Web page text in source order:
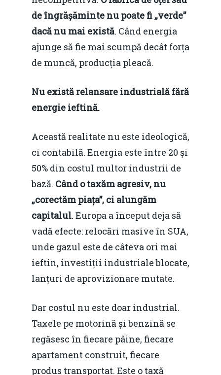
de îngrășăminte nu poate fi „verde”
dacă nu mai există. Când energia
ajunge să fie mai scumpă decât forța
de muncă, producția pleacă.
Nu există relansare industrială fără
energie ieftină.
Această realitate nu este ideologică,
ci contabilă. Energia este între 20 și
50% din costul multor industrii de
bază. Când o taxăm agresiv, nu
„corectăm piața”, ci alungăm
capitalul. Europa a început deja să
vadă efecte: relocări masive în SUA,
unde gazul este de câteva ori mai
ieftin, investiții industriale blocate,
lanțuri de aprovizionare mutate.
Dar costul nu este doar industrial.
Taxele pe motorină și benzină se
regăsesc în fiecare pâine, fiecare
apartament construit, fiecare
produs transportat. Este o taxă